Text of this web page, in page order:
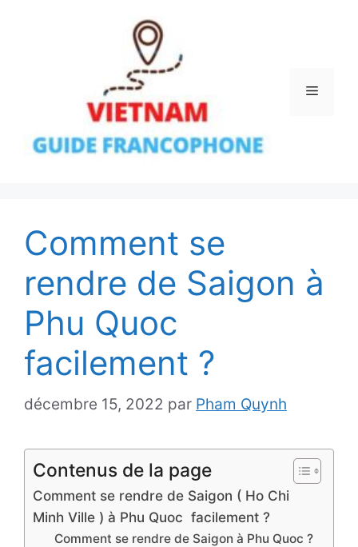
Menu
Comment se
rendre de Saigon à
Phu Quoc
facilement ?
décembre 15, 2022 par Pham Quynh
Contenus de la page
Comment se rendre de Saigon ( Ho Chi
Minh Ville ) à Phu Quoc facilement ?
Comment se rendre de Saigon à Phu Quoc ?